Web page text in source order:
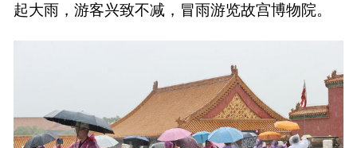
起大雨，游客兴致不减，冒雨游览故宫博物院。